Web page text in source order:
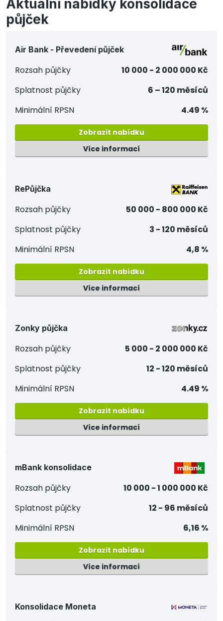
Aktuální nabídky konsolidace
půjček
Air Bank - Převedení půjček
Rozsah půjčky
10 000 - 2 000 000 Kč
Splatnost půjčky
6 – 120 měsíců
Minimální RPSN
4.49 %
Zobrazit nabídku
Více informací
RePůjčka
Rozsah půjčky
50 000 - 800 000 Kč
Splatnost půjčky
3 - 120 měsíců
Minimální RPSN
4,8 %
Zobrazit nabídku
Více informací
Zonky půjčka
Rozsah půjčky
5 000 - 2 000 000 Kč
Splatnost půjčky
12 - 120 měsíců
Minimální RPSN
4.49 %
Zobrazit nabídku
Více informací
mBank konsolidace
Rozsah půjčky
10 000 - 1 000 000 Kč
Splatnost půjčky
12 - 96 měsíců
Minimální RPSN
6,16 %
Zobrazit nabídku
Více informací
Konsolidace Moneta